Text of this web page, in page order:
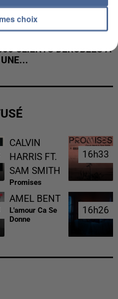
CLIENTS DÉROBÉES À
CALVIN
HARRIS FT.
SAM SMITH
Promises
16h33
16h33
AMEL BENT
L'amour Ca Se
Donne
16h26
16h26
choix